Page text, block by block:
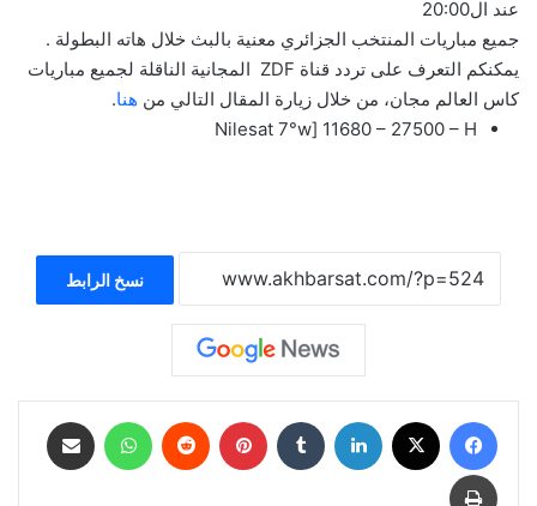
عند ال20:00
جميع مباريات المنتخب الجزائري معنية بالبث خلال هاته البطولة .
يمكنكم التعرف على تردد قناة ZDF المجانية الناقلة لجميع مباريات
كاس العالم مجان، من خلال زيارة المقال التالي من هنا.
Nilesat 7°w] 11680 – 27500 – H
نسخ الرابط
فيسبوك لينكدإن بينتيريست واتساب
طباعة